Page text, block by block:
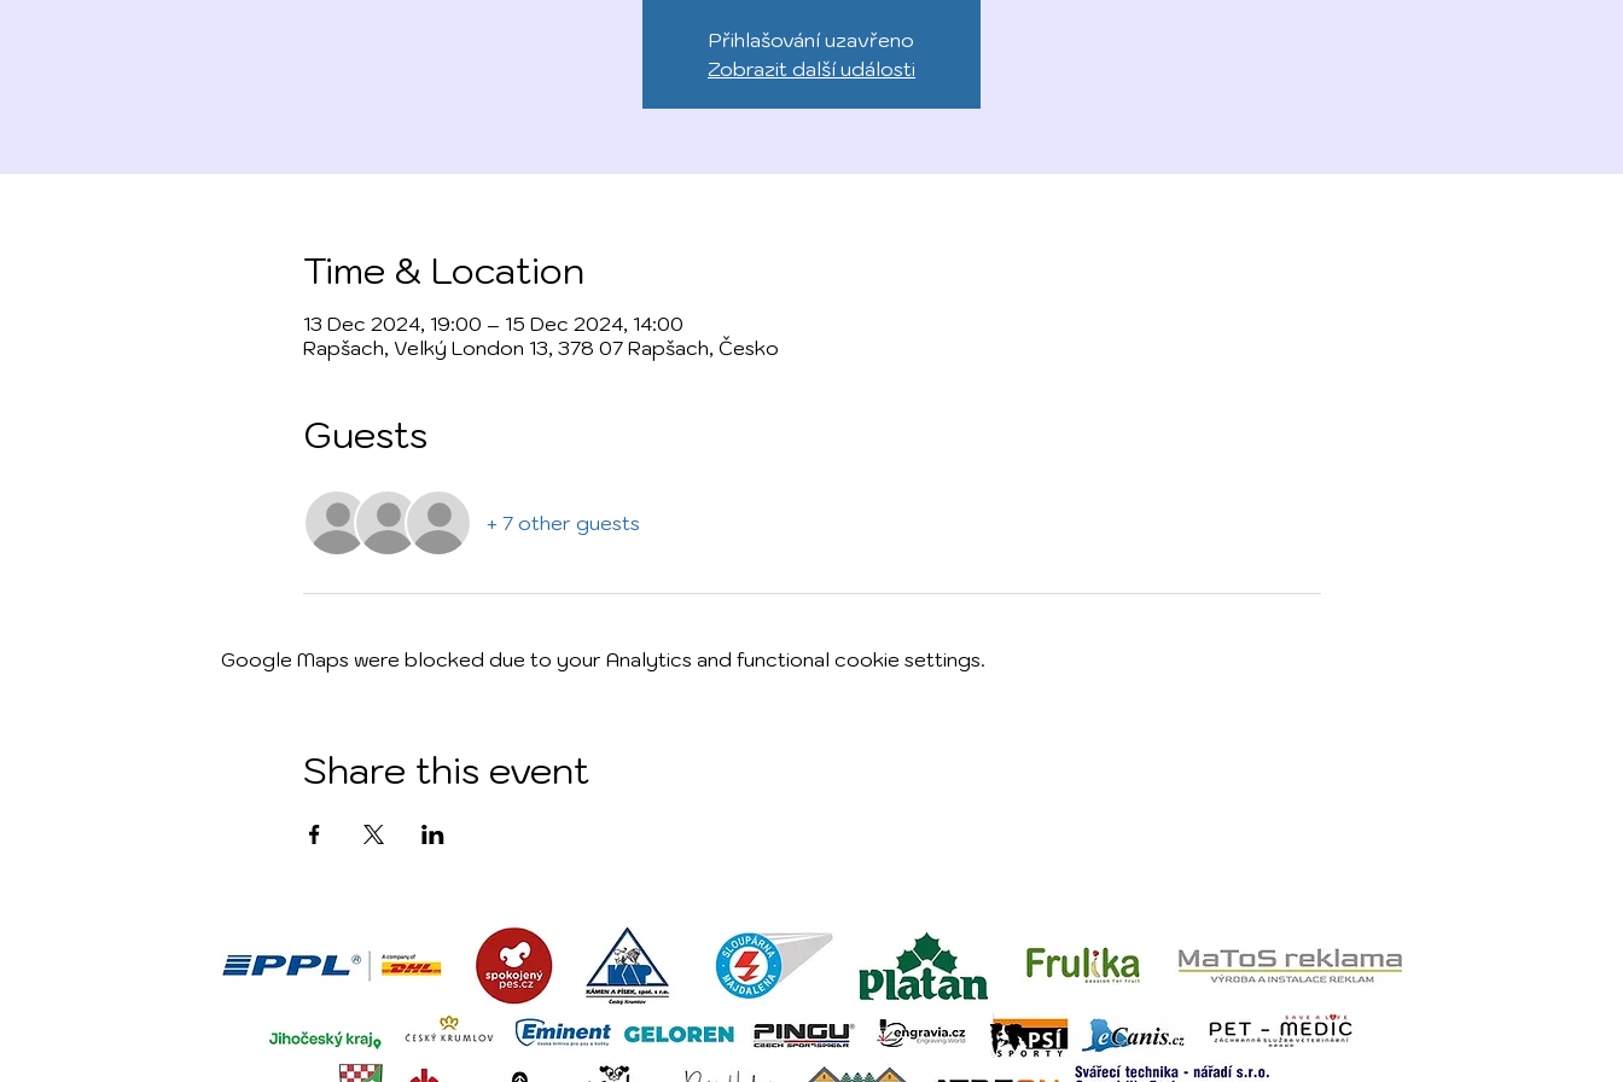
Přihlašování uzavřeno
Zobrazit další události
Time & Location
13 Dec 2024, 19:00 – 15 Dec 2024, 14:00
Rapšach, Velký London 13, 378 07 Rapšach, Česko
Guests
+ 7 other guests
Google Maps were blocked due to your Analytics and functional cookie settings.
Share this event